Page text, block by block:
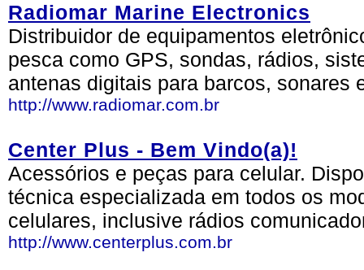
Radiomar Marine Electronics
Distribuidor de equipamentos
pesca como GPS, sondas, rádios,
antenas digitais para barcos, sonares
http://www.radiomar.com.br
Center Plus - Bem Vindo(a)!
Acessórios e peças para celular.
técnica especializada em todos os
celulares, inclusive rádios
http://www.centerplus.com.br